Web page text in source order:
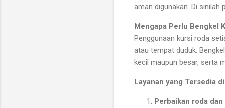
aman digunakan. Di sinilah
Mengapa Perlu Bengkel
Penggunaan kursi roda
atau tempat duduk.
kecil maupun besar, serta
Layanan yang Tersedia
Perbaikan roda